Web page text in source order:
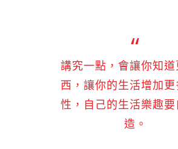
講究一點，會讓你知道
西，讓你的生活增加
性，自己的生活樂趣要
造。